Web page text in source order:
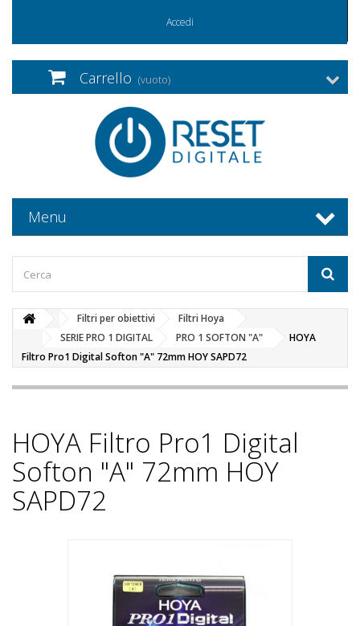
Accedi
Carrello (vuoto)
Menu
Filtri per obiettivi
Filtri Hoya
SERIE PRO 1 DIGITAL
PRO 1 SOFTON "A"
HOYA
Filtro Pro1 Digital Softon "A" 72mm HOY SAPD72
HOYA Filtro Pro1 Digital
Softon "A" 72mm HOY
SAPD72